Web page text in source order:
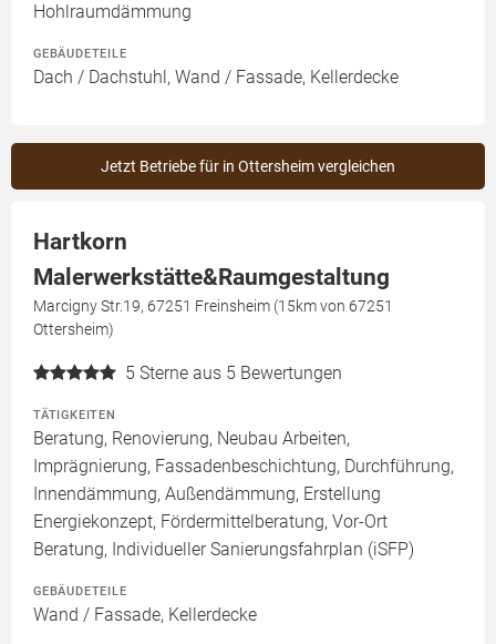
Hohlraumdämmung
GEBÄUDETEILE
Dach / Dachstuhl, Wand / Fassade, Kellerdecke
Jetzt Betriebe für in Ottersheim vergleichen
Hartkorn
Malerwerkstätte&Raumgestaltung
Marcigny Str.19, 67251 Freinsheim (15km von 67251
Ottersheim)
5 Sterne aus 5 Bewertungen
TÄTIGKEITEN
Beratung, Renovierung, Neubau Arbeiten,
Imprägnierung, Fassadenbeschichtung, Durchführung,
Innendämmung, Außendämmung, Erstellung
Energiekonzept, Fördermittelberatung, Vor-Ort
Beratung, Individueller Sanierungsfahrplan (iSFP)
GEBÄUDETEILE
Wand / Fassade, Kellerdecke